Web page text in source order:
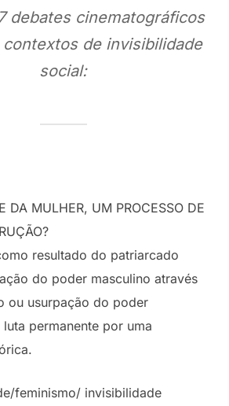
debates cinematográficos
de invisibilidade
social:
DA MULHER, UM PROCESSO DE
resultado do patriarcado
do poder masculino através
ou usurpação do poder
permanente por uma
feminismo/ invisibilidade